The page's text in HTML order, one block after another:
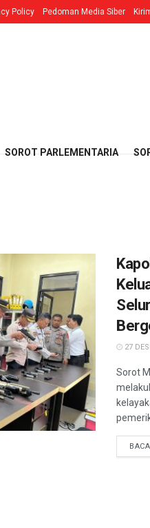
Policy Pedoman Media Siber
SOROT PARLEMENTARIA
27
Sorot